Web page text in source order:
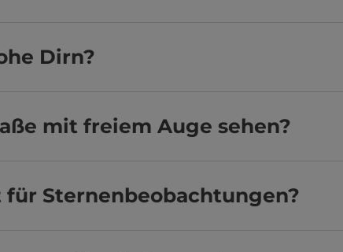
Dirn?
mit freiem Auge sehen?
Sternenbeobachtungen?